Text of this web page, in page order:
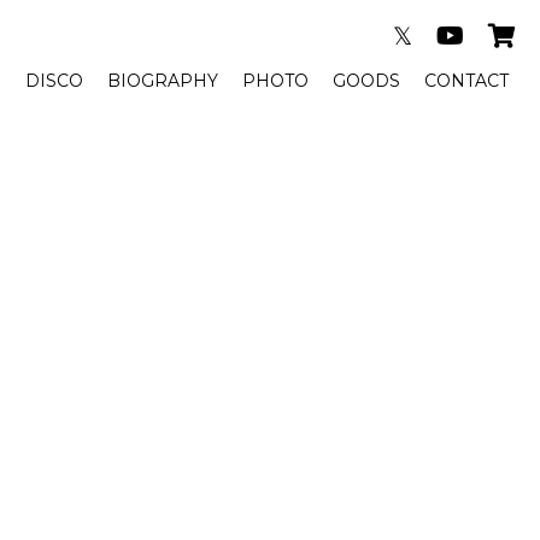
DISCO BIOGRAPHY PHOTO GOODS CONTACT
𝕏